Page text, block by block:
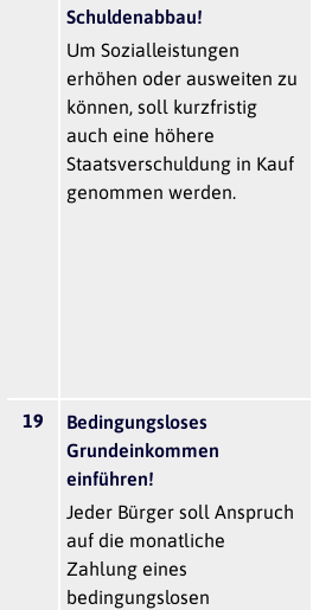
Schuldenabbau!
Um Sozialleistungen
erhöhen oder ausweiten zu
können, soll kurzfristig
auch eine höhere
Staatsverschuldung in Kauf
genommen werden.
19
Bedingungsloses
Grundeinkommen
einführen!
Jeder Bürger soll Anspruch
auf die monatliche
Zahlung eines
bedingungslosen